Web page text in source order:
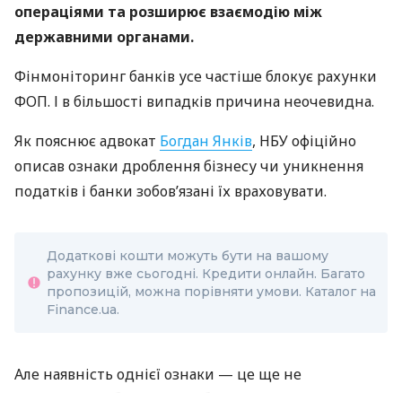
операціями та розширює взаємодію між
державними органами.
Фінмоніторинг банків усе частіше блокує рахунки
ФОП. І в більшості випадків причина неочевидна.
Як пояснює адвокат Богдан Янків, НБУ офіційно
описав ознаки дроблення бізнесу чи уникнення
податків і банки зобов’язані їх враховувати.
Додаткові кошти можуть бути на вашому
рахунку вже сьогодні. Кредити онлайн. Багато
пропозицій, можна порівняти умови. Каталог на
Finance.ua.
Але наявність однієї ознаки — це ще не